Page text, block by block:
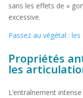
sans les effets de «
excessive.
Passez au végétal :
Propriétés
les
L’entraînement